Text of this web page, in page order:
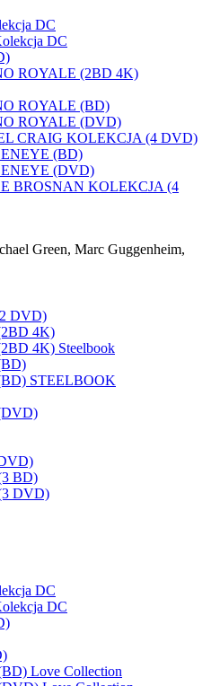
DC
DC
ROYALE (2BD 4K)
ROYALE (BD)
ROYALE (DVD)
CRAIG KOLEKCJA (4 DVD)
(BD)
(DVD)
BROSNAN KOLEKCJA (4
Green, Marc Guggenheim,
DVD)
4K)
4K) Steelbook
STEELBOOK
BD)
DVD)
DC
DC
Love Collection